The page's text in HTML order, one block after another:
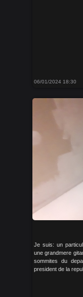
06/01/2024 18:30
Je suis: un
une grandmere
sommites du
president de la